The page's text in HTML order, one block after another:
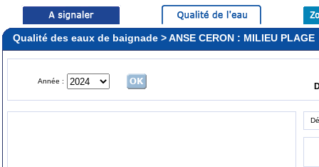
Qualité des eaux de baignade > ANSE CERON : MILIEU PLAGE
Année :